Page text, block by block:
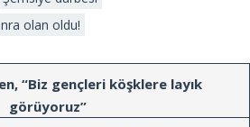
olan oldu!
“Biz gençleri köşklere layık
görüyoruz”